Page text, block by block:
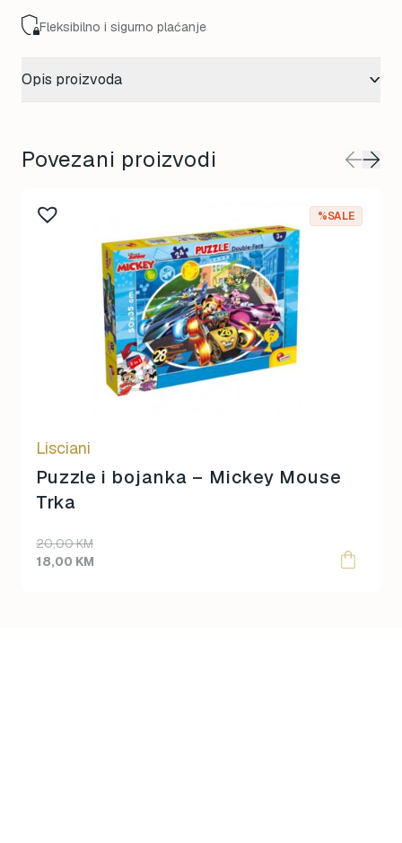
Fleksibilno i sigurno plaćanje
Opis proizvoda
Povezani proizvodi
%SALE
Lisciani
Puzzle i bojanka – Mickey Mouse
Trka
20,00KM
Original
price
18,00 KM
Current
price